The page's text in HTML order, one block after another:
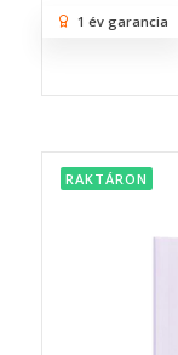
1 év garancia
RAKTÁRON